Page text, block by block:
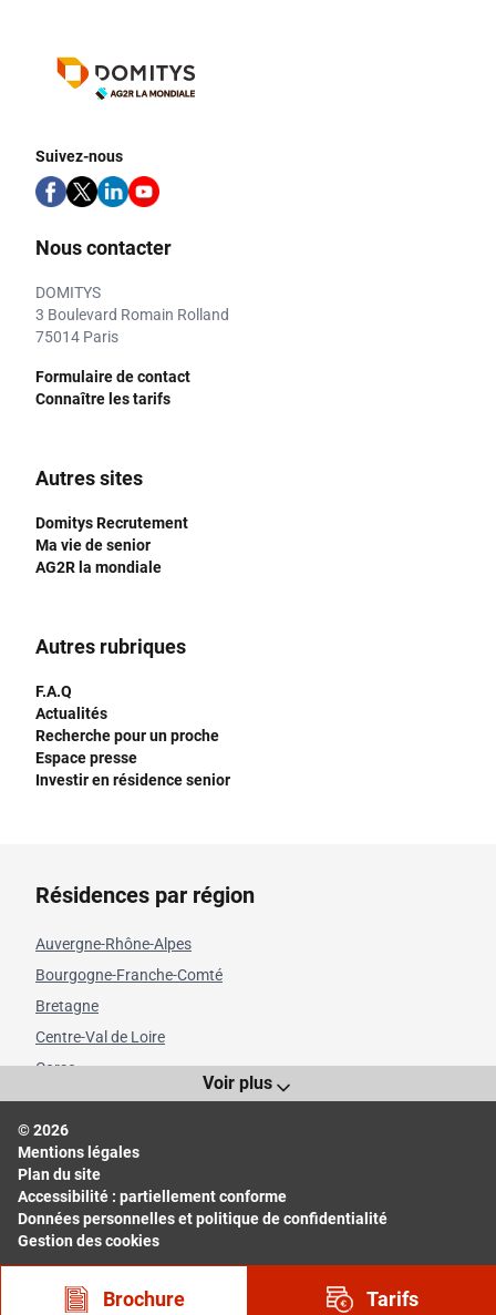
Suivez-nous
Nous contacter
DOMITYS
3 Boulevard Romain Rolland
75014 Paris
Formulaire de contact
Connaître les tarifs
Autres sites
Domitys Recrutement
Ma vie de senior
AG2R la mondiale
Autres rubriques
F.A.Q
Actualités
Recherche pour un proche
Espace presse
Investir en résidence senior
Résidences par région
Auvergne-Rhône-Alpes
Bourgogne-Franche-Comté
Bretagne
Centre-Val de Loire
Corse
Grand Est
Hauts-de-France
Île-de-France
Normandie
Nouvelle-Aquitaine
Pays de la Loire
Voir plus
© 2026
Mentions légales
Plan du site
Accessibilité : partiellement conforme
Données personnelles et politique de confidentialité
Gestion des cookies
Brochure Tarifs